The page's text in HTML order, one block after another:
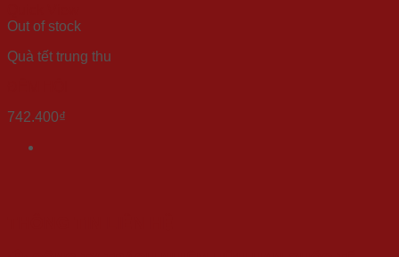
Out of stock
Quà tết trung thu
742.400₫